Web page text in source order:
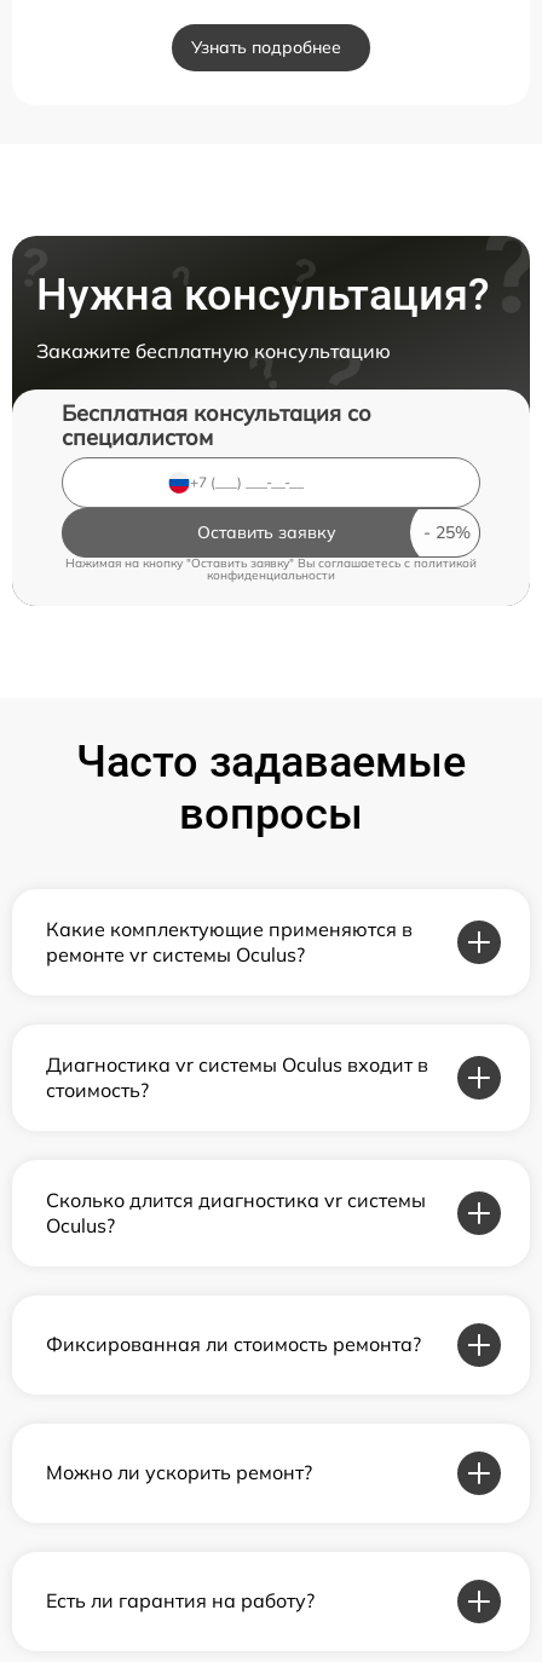
Узнать подробнее
Нужна консультация?
Закажите бесплатную консультацию
Бесплатная консультация со
специалистом
Оставить заявку
Нажимая на кнопку "Оставить заявку" Вы соглашаетесь cполитикой
конфиденциальности
Часто задаваемые
вопросы
Какие комплектующие применяются в
ремонте vr системы Oculus?
Диагностика vr системы Oculus входит в
стоимость?
Сколько длится диагностика vr системы
Oculus?
Фиксированная ли стоимость ремонта?
Можно ли ускорить ремонт?
Есть ли гарантия на работу?